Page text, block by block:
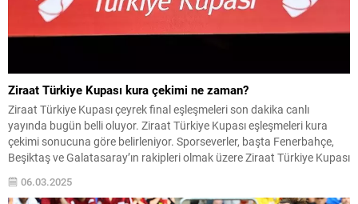
Ziraat Türkiye Kupası kura çekimi ne zaman?
Ziraat Türkiye Kupası çeyrek final eşleşmeleri son dakika canlı
yayında bugün belli oluyor. Ziraat Türkiye Kupası eşleşmeleri kura
çekimi sonucuna göre belirleniyor. Sporseverler, başta Fenerbahçe,
Beşiktaş ve Galatasaray’ın rakipleri olmak üzere Ziraat Türkiye Kupası
zaman, saat kaçta, hangi kanalda canlı...
06.03.2025